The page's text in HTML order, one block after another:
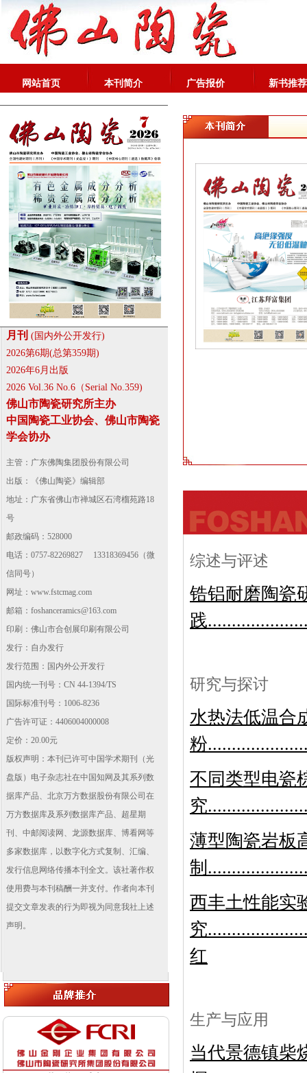
网站首页 本刊简介 广告报价 新书推荐
月刊 (国内外公开发行)
2026第6期(总第359期)
2026年6月出版
2026 Vol.36 No.6（Serial No.359)
佛山市陶瓷研究所主办
中国陶瓷工业协会、佛山市陶瓷
学会协办
主管：广东佛陶集团股份有限公司
出版：《佛山陶瓷》编辑部
地址：广东省佛山市禅城区石湾榴苑路18
号
邮政编码：528000
电话：0757-82269827 13318369456（微
信同号）
网址： www.fstcmag.com
邮箱：foshanceramics@163.com
印刷：佛山市合创展印刷有限公司
发行：自办发行
发行范围：国内外公开发行
国内统一刊号：CN 44-1394/TS
国际标准刊号：1006-8236
广告许可证：4406004000008
定价：20.00元
版权声明：本刊已许可中国学术期刊（光
盘版）电子杂志社在中国知网及其系列数
据库产品、北京万方数据股份有限公司在
万方数据库及系列数据库产品、超星期
刊、中邮阅读网、龙源数据库、博看网等
多家数据库，以数字化方式复制、汇编、
发行信息网络传播本刊全文。该社著作权
使用费与本刊稿酬一并支付。作者向本刊
提交文章发表的行为即视为同意我社上述
声明。
综述与评述
锆铝耐磨陶瓷
践
研究与探讨
水热法低温合
粉
不同类型电瓷
究
薄型陶瓷岩板
制
西丰土性能实
究
红
生产与应用
当代景德镇柴